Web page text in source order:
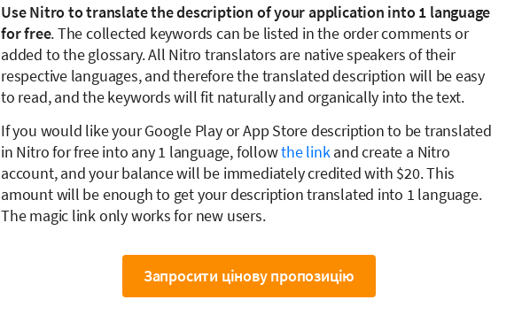
Use Nitro to translate the description of your application into 1 language
for free. The collected keywords can be listed in the order comments or
added to the glossary. All Nitro translators are native speakers of their
respective languages, and therefore the translated description will be easy
to read, and the keywords will fit naturally and organically into the text.
If you would like your Google Play or App Store description to be translated
in Nitro for free into any 1 language, followthe linkand create a Nitro
account, and your balance will be immediately credited with $20. This
amount will be enough to get your description translated into 1 language.
The magic link only works for new users.
Запросити цінову пропозицію